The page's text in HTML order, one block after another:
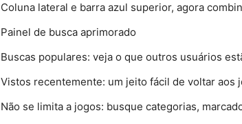
Coluna lateral e barra azul superior, agora
Painel de busca aprimorado
Buscas populares: veja o que outros usuários
Vistos recentemente: um jeito fácil de voltar aos
Não se limita a jogos: busque categorias,